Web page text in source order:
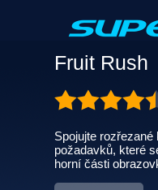
Fruit Rush
Spojujte
požadavků, které
horní části